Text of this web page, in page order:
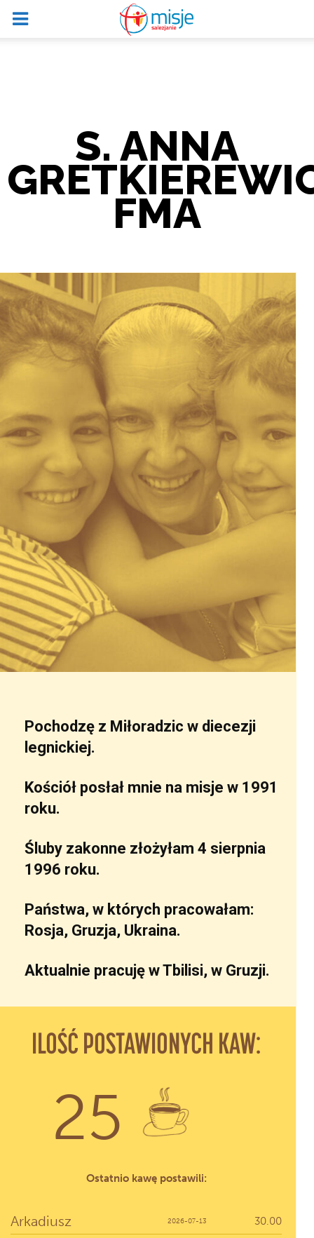
S. ANNA
FMA
Pochodzę z Miłoradzic w diecezji
legnickiej.
Kościół posłał mnie na misje w 1991
roku.
Śluby zakonne złożyłam 4 sierpnia
1996 roku.
Państwa, w których pracowałam:
Rosja, Gruzja, Ukraina.
Aktualnie pracuję w Tbilisi, w Gruzji.
ILOŚĆ POSTAWIONYCH KAW:
25
Ostatnio kawę postawili:
Arkadiusz 2026-07-13 30.00